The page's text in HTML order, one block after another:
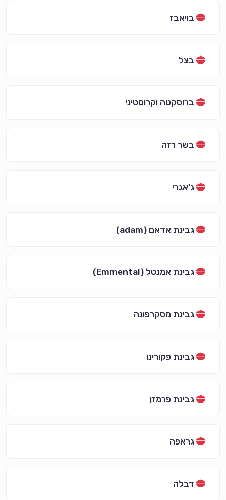
בויאבז
בצל
ברוסקטה וקרוסטיני
בשר רזה
ג'אגרי
גבינת אדאם (adam)
גבינת אמנטל (Emmental)
גבינת מסקרפונה
גבינת פקורינו
גבינת פרמזן
גראפה
דבלה